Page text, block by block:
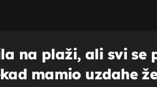
na plaži, ali svi se
mamio uzdahe